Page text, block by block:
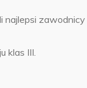
najlepsi zawodnicy
klas III.